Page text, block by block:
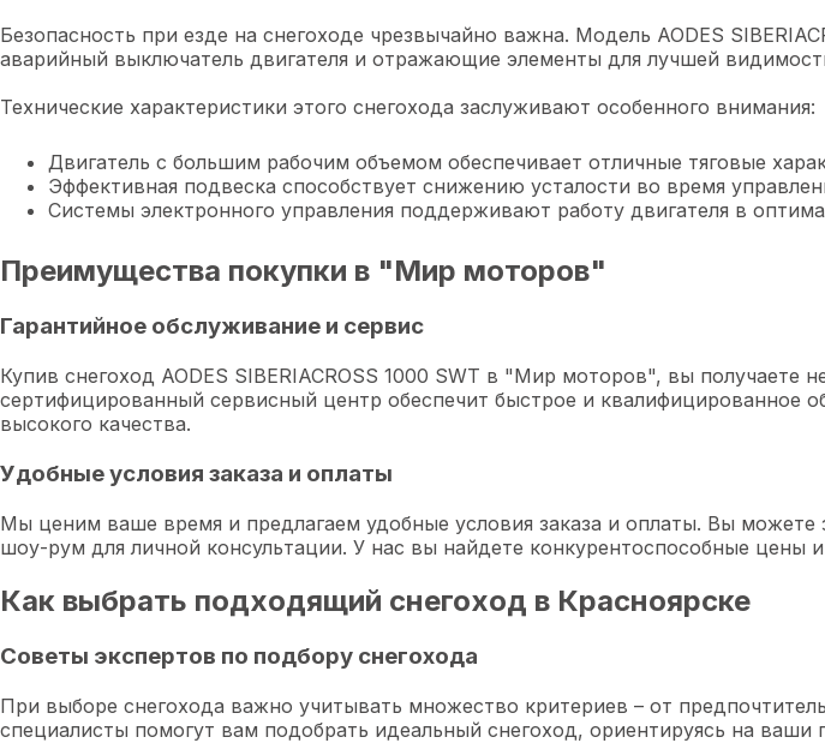
Безопасность при езде на снегоходе чрезвычайно важна. Модель AODES
аварийный выключатель двигателя и отражающие элементы для лучшей
Технические характеристики этого снегохода заслуживают особенного внимания:
Двигатель с большим рабочим объемом обеспечивает отличные тяговые
Эффективная подвеска способствует снижению усталости во время
Системы электронного управления поддерживают работу двигателя в
Преимущества покупки в "Мир моторов"
Гарантийное обслуживание и сервис
Купив снегоход AODES SIBERIACROSS 1000 SWT в "Мир моторов", вы
сертифицированный сервисный центр обеспечит быстрое и квалифицированное
высокого качества.
Удобные условия заказа и оплаты
Мы ценим ваше время и предлагаем удобные условия заказа и оплаты. Вы можете
шоу-рум для личной консультации. У нас вы найдете конкурентоспособные цены
Как выбрать подходящий снегоход в Красноярске
Советы экспертов по подбору снегохода
При выборе снегохода важно учитывать множество критериев – от
специалисты помогут вам подобрать идеальный снегоход, ориентируясь на ваши